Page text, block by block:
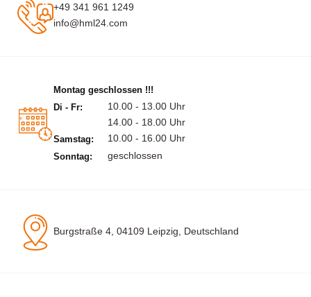
+49 341 961 1249
info@hml24.com
Montag geschlossen !!!
Di - Fr:
10.00 - 13.00 Uhr
14.00 - 18.00 Uhr
Samstag: 10.00 - 16.00 Uhr
Sonntag: geschlossen
Burgstraße 4, 04109 Leipzig, Deutschland